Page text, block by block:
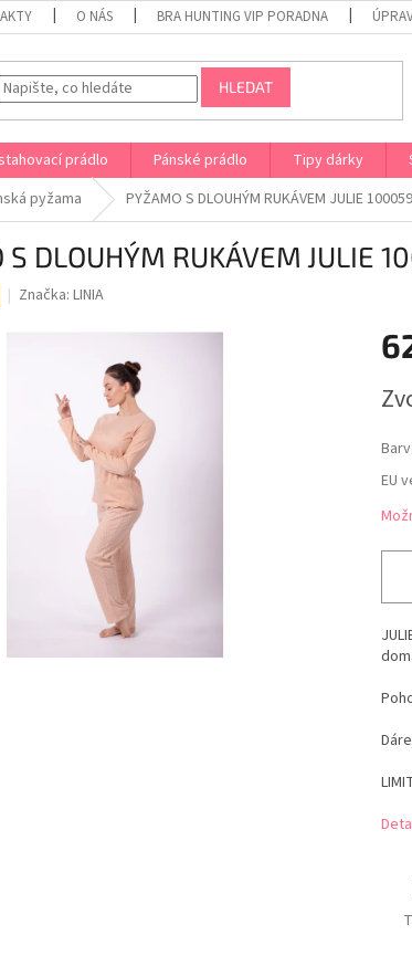
O NÁS BRA HUNTING VIP PORADNA
HLEDAT
prádlo Pánské prádlo Tipy dárky
pyžama PYŽAMO S DLOUHÝM RUKÁVEM JULIE
S DLOUHÝM RUKÁVEM JULIE
Značka: LINIA
EU